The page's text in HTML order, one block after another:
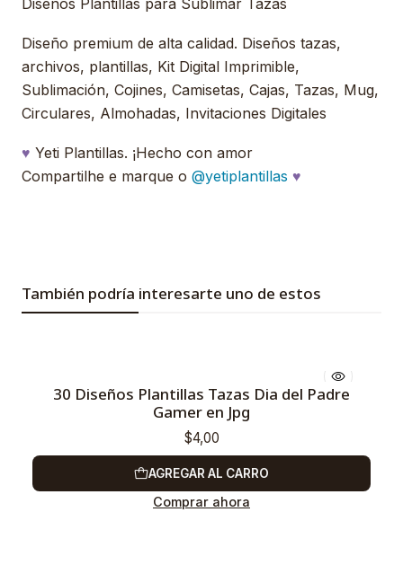
Diseños Plantillas para Sublimar Tazas
Diseño premium de alta calidad. Diseños tazas,
archivos, plantillas, Kit Digital Imprimible,
Sublimación, Cojines, Camisetas, Cajas, Tazas, Mug,
Circulares, Almohadas, Invitaciones Digitales
♥ Yeti Plantillas. ¡Hecho con amor
Compartilhe e marque o @yetiplantillas ♥
También podría interesarte uno de estos
30 Diseños Plantillas Tazas Dia del Padre
Gamer en Jpg
$4,00
AGREGAR AL CARRO
Comprar ahora